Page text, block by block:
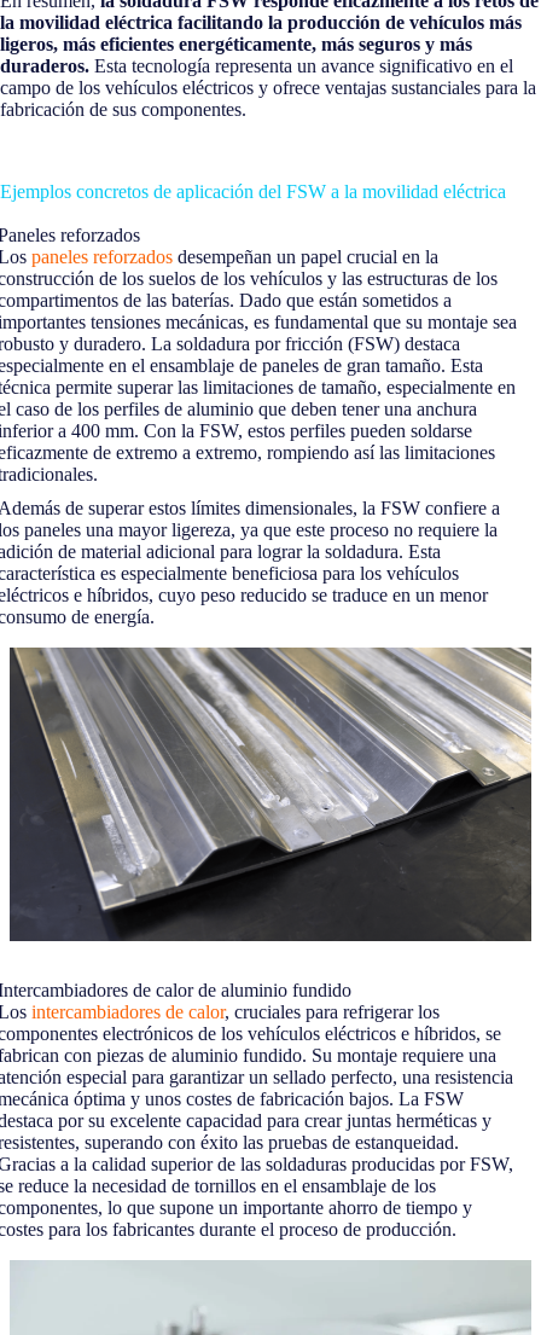
la movilidad eléctrica facilitando la producción de vehículos más
ligeros, más eficientes energéticamente, más seguros y más
duraderos. Esta tecnología representa un avance significativo en el
campo de los vehículos eléctricos y ofrece ventajas sustanciales para la
fabricación de sus componentes.
Ejemplos concretos de aplicación del FSW a la movilidad eléctrica
reforzados
paneles reforzados desempeñan un papel crucial en la
de los suelos de los vehículos y las estructuras de los
de las baterías. Dado que están sometidos a
tensiones mecánicas, es fundamental que su montaje sea
y duradero. La soldadura por fricción (FSW) destaca
en el ensamblaje de paneles de gran tamaño. Esta
permite superar las limitaciones de tamaño, especialmente en
caso de los perfiles de aluminio que deben tener una anchura
a 400 mm. Con la FSW, estos perfiles pueden soldarse
de extremo a extremo, rompiendo así las limitaciones
de superar estos límites dimensionales, la FSW confiere a
paneles una mayor ligereza, ya que este proceso no requiere la
de material adicional para lograr la soldadura. Esta
es especialmente beneficiosa para los vehículos
e híbridos, cuyo peso reducido se traduce en un menor
de energía.
de calor de aluminio fundido
intercambiadores de calor, cruciales para refrigerar los
electrónicos de los vehículos eléctricos e híbridos, se
con piezas de aluminio fundido. Su montaje requiere una
especial para garantizar un sellado perfecto, una resistencia
óptima y unos costes de fabricación bajos. La FSW
por su excelente capacidad para crear juntas herméticas y
superando con éxito las pruebas de estanqueidad.
a la calidad superior de las soldaduras producidas por FSW,
reduce la necesidad de tornillos en el ensamblaje de los
lo que supone un importante ahorro de tiempo y
para los fabricantes durante el proceso de producción.